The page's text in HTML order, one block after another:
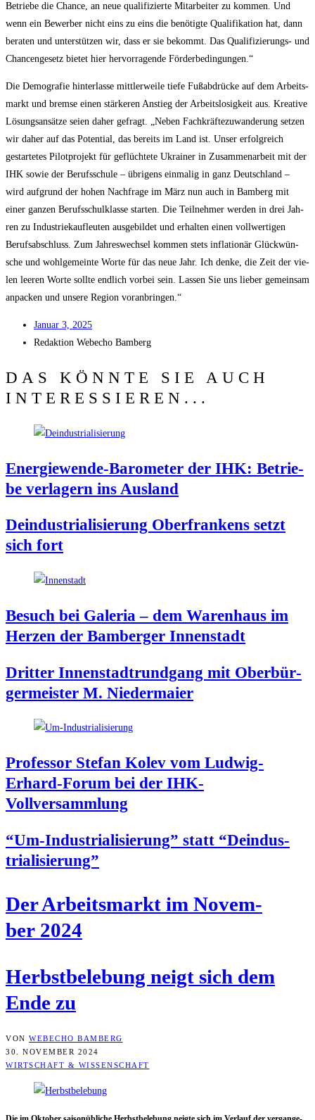
Betrie­be die Chan­ce, an neue qua­li­fi­zier­te Mit­ar­bei­ter zu kom­men. Und
wenn ein Bewer­ber nicht eins zu eins die benö­tig­te Qua­li­fi­ka­ti­on hat, dann
bera­ten und unter­stüt­zen wir, dass er sie bekommt. Das Qua­li­fi­zie­rungs- und
Chan­cen­ge­setz bie­tet hier her­vor­ra­gen­de Förderbedingungen.“
Die Demo­gra­fie hin­ter­las­se mitt­ler­wei­le tie­fe Fuß­ab­drü­cke auf dem Arbeits­
markt und brem­se einen stär­ke­ren Anstieg der Arbeits­lo­sig­keit aus. Krea­ti­ve
Lösungs­an­sät­ze sei­en daher gefragt. „Neben Fach­kräf­te­zu­wan­de­rung set­zen
wir daher auf das Poten­ti­al, das bereits im Land ist. Unser erfolg­reich
gestar­te­tes Pilot­pro­jekt für geflüch­te­te Ukrai­ner in Zusam­men­ar­beit mit der
IHK sowie der Berufs­schu­le – übri­gens ein­ma­lig in ganz Deutsch­land –
wird auf­grund der hohen Nach­fra­ge im März nun auch in Bam­berg mit
einer gan­zen Berufs­schul­klas­se star­ten. Die Teil­neh­mer wer­den in drei Jah­
ren zu Indus­trie­kauf­leu­ten aus­ge­bil­det und erhal­ten einen voll­wer­ti­gen
Berufs­ab­schluss. Zum Jah­res­wech­sel kom­men stets infla­tio­när Glück­wün­
sche und wohl­ge­mein­te Wor­te für das neue Jahr. Ich den­ke, die Zeit der vie­
len lee­ren Wor­te soll­te end­lich vor­bei sein. Las­sen Sie uns lie­ber gemein­sam
anpa­cken und unse­re Regi­on voranbringen.“
Janu­ar 3, 2025
Redak­ti­on Web­echo Bamberg
DAS KÖNNTE SIE AUCH
INTERESSIEREN...
Ener­gie­wen­de-Baro­me­ter der IHK: Betrie­
be ver­la­gern ins Ausland
Deindus­tria­li­sie­rung Ober­fran­kens setzt
sich fort
Besuch bei Gale­ria – dem Waren­haus im
Her­zen der Bam­ber­ger Innenstadt
Drit­ter Innen­stadt­rund­gang mit Ober­bür­
ger­meis­ter M. Niedermaier
Pro­fes­sor Ste­fan Kolev vom Lud­wig-
Erhard-Forum bei der IHK-
Vollversammlung
“Um-Indus­tria­li­sie­rung” statt “Deindus­
tria­li­sie­rung”
Der Arbeits­markt im Novem­
ber 2024
Herbst­be­le­bung neigt sich dem
Ende zu
VON WEBECHO BAMBERG
30. NOVEMBER 2024
WIRTSCHAFT & WISSENSCHAFT